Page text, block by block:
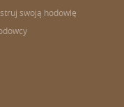
swoją hodowlę